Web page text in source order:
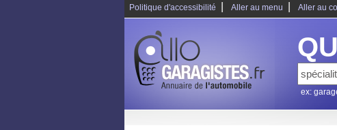
Politique d'accessibilité Aller au menu Aller au
ex: